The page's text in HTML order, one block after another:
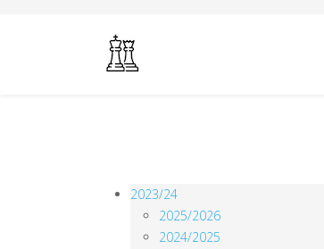
2023/24
2025/2026
2024/2025